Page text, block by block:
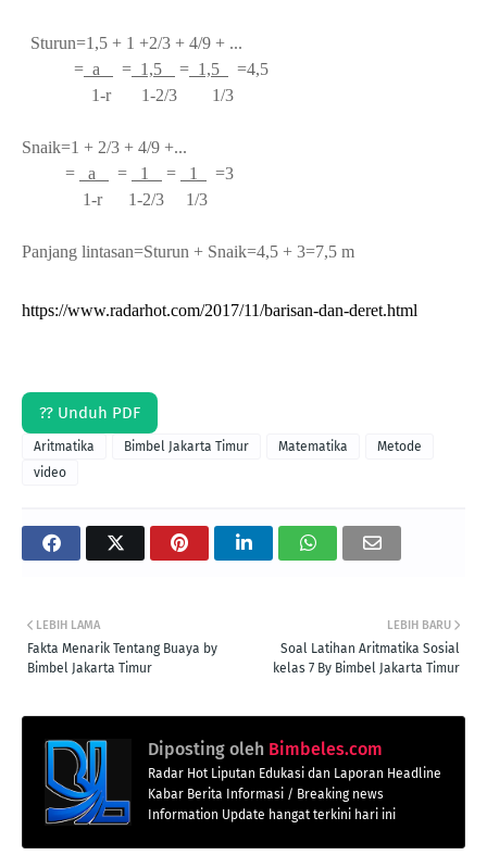
Sturun=1,5 + 1 +2/3 + 4/9 + ...
= a = 1,5 = 1,5
=4,5
1-r 1-2/3 1/3
Snaik=1 + 2/3 + 4/9 +...
=
a = 1 = 1
=3
1-r 1-2/3 1/3
Panjang lintasan=Sturun + Snaik=4,5 + 3=7,5 m
https://www.radarhot.com/2017/11/barisan-dan-deret.html
?? Unduh PDF
Aritmatika Bimbel Jakarta Timur Matematika
Metode
video
LEBIH BARU
Soal Latihan Aritmatika Sosial
kelas 7 By Bimbel Jakarta Timur
LEBIH LAMA
Fakta Menarik Tentang Buaya by
Bimbel Jakarta Timur
Diposting oleh Bimbeles.com
Radar Hot Liputan Edukasi dan Laporan Headline
Kabar Berita Informasi / Breaking news
Information Update hangat terkini hari ini